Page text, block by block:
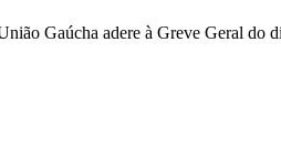
Gaúcha adere à Greve Geral do